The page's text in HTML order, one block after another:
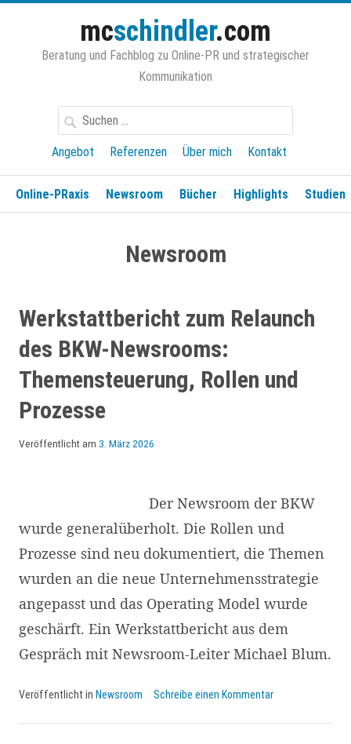
mcschindler.com
Beratung und Fachblog zu Online-PR und strategischer
Kommunikation
Suchen
nach:
Angebot
Referenzen Über mich Kontakt
Online-PRaxis Newsroom Bücher Highlights Studien
Newsroom
Werkstattbericht zum Relaunch
des BKW-Newsrooms:
Themensteuerung, Rollen und
Prozesse
Veröffentlicht am 3. März 2026
Der Newsroom der BKW
wurde generalüberholt. Die Rollen und
Prozesse sind neu dokumentiert, die Themen
wurden an die neue Unternehmensstrategie
angepasst und das Operating Model wurde
geschärft. Ein Werkstattbericht aus dem
Gespräch mit Newsroom-Leiter Michael Blum.
Veröffentlicht in Newsroom Schreibe einen Kommentar